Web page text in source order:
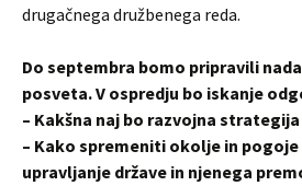
drugačnega družbenega reda.
Do septembra bomo pripravili
posveta. V ospredju bo iskanje
– Kakšna naj bo razvojna
– Kako spremeniti okolje in pogoje
upravljanje države in njenega